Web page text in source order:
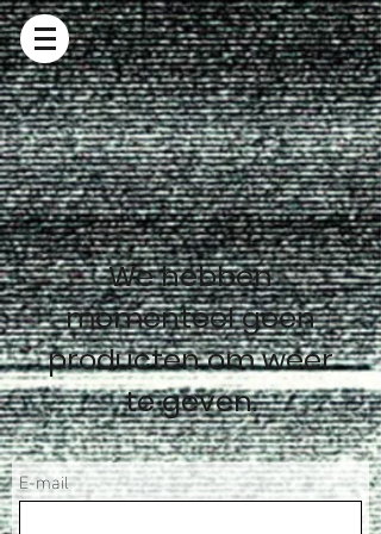
We hebben
momenteel geen
producten om weer
te geven.
E-mail